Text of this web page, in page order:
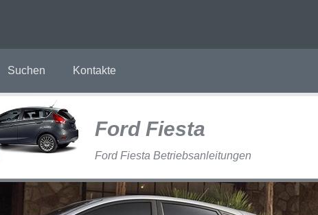
Suchen Kontakte
Ford Fiesta
Ford Fiesta Betriebsanleitungen